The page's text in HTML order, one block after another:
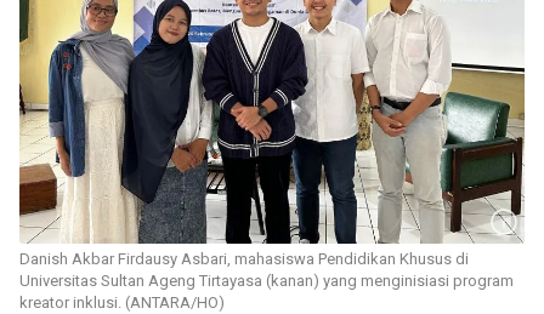
Danish Akbar Firdausy Asbari, mahasiswa Pendidikan Khusus di
Universitas Sultan Ageng Tirtayasa (kanan) yang menginisiasi program
kreator inklusi. (ANTARA/HO)